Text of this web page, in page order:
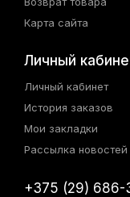
Карта сайта
Личный
Личный кабинет
История заказов
Мои закладки
Рассылка новостей
+375 (29) 686-